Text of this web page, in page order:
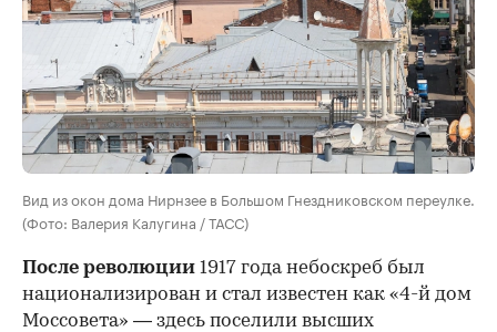
Вид из окон дома Нирнзее в Большом Гнездниковском переулке.
(Фото: Валерия Калугина / ТАСС)
После революции 1917 года небоскреб был
национализирован и стал известен как «4-й дом
Моссовета» — здесь поселили высших